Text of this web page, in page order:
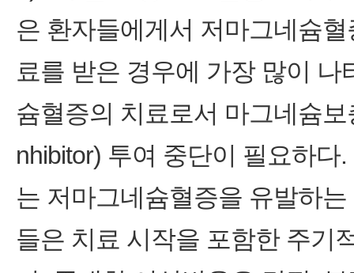
은 환자들에게서 저마그네슘
료를 받은 경우에 가장 많이
슘혈증의 치료로서 마그네슘
nhibitor) 투여 중단이 필요하
는 저마그네슘혈증을 유발하
들은 치료 시작을 포함한 주기